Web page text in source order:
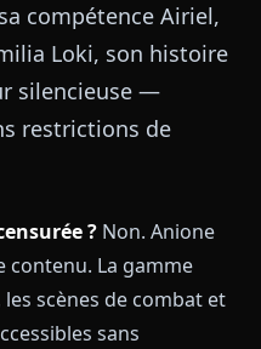
compétence Airiel,
Loki, son histoire
silencieuse —
restrictions de
? Non. Anione
contenu. La gamme
scènes de combat et
sans